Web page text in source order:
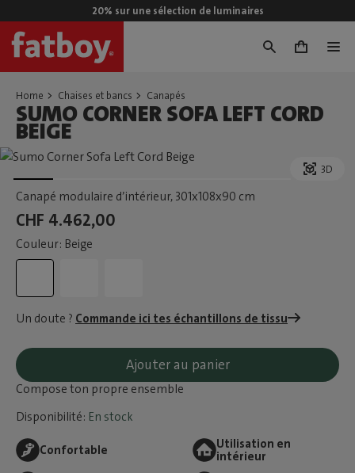
20% sur une sélection de luminaires
0
Home Chaises et bancs Canapés
SUMO CORNER SOFA LEFT CORD
BEIGE
3D
Canapé modulaire d’intérieur, 301x108x90 cm
CHF 4.462,00
Couleur: Beige
Un doute ? Commande ici tes échantillons de tissu
Ajouter au panier
Compose ton propre ensemble
Disponibilité: En stock
Confortable
Utilisation en
intérieur